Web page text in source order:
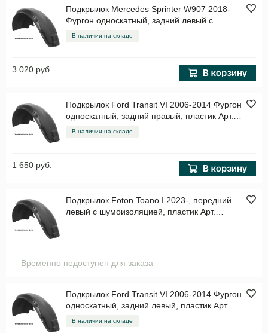
Подкрылок Mercedes Sprinter W907 2018-
Фургон односкатный, задний левый с
шумоизоляцией, пластик Арт.
В наличии на складе
3 020 руб.
Подкрылок Ford Transit VI 2006-2014 Фургон
односкатный, задний правый, пластик Арт.
NLL1621004
В наличии на складе
1 650 руб.
Подкрылок Foton Toano I 2023-, передний
левый с шумоизоляцией, пластик Арт.
Временно недоступен для заказа
Подкрылок Ford Transit VI 2006-2014 Фургон
односкатный, задний левый, пластик Арт.
NLL1621003
В наличии на складе